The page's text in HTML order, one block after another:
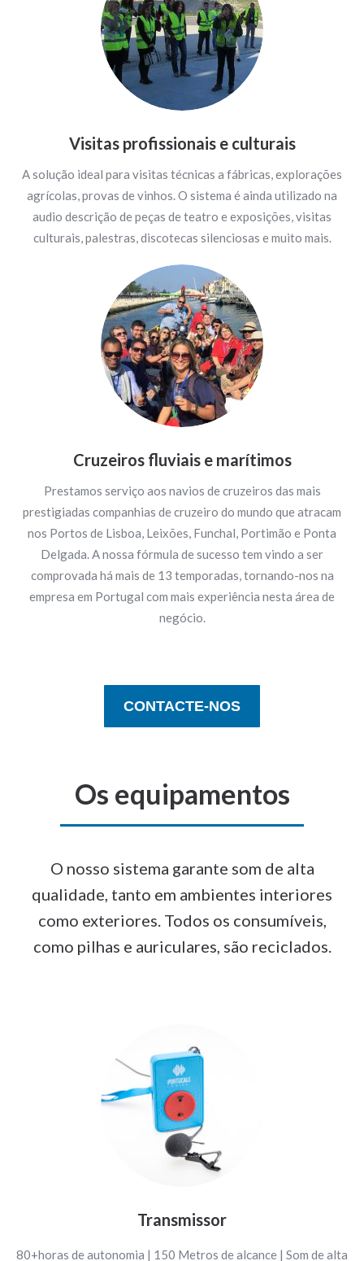
Visitas profissionais e culturais
A solução ideal para visitas técnicas a fábricas, explorações
agrícolas, provas de vinhos. O sistema é ainda utilizado na
audio descrição de peças de teatro e exposições, visitas
culturais, palestras, discotecas silenciosas e muito mais.
Cruzeiros fluviais e marítimos
Prestamos serviço aos navios de cruzeiros das mais
prestigiadas companhias de cruzeiro do mundo que atracam
nos Portos de Lisboa, Leixões, Funchal, Portimão e Ponta
Delgada. A nossa fórmula de sucesso tem vindo a ser
comprovada há mais de 13 temporadas, tornando-nos na
empresa em Portugal com mais experiência nesta área de
negócio.
CONTACTE-NOS
Os equipamentos
O nosso sistema garante som de alta
qualidade, tanto em ambientes interiores
como exteriores. Todos os consumíveis,
como pilhas e auriculares, são reciclados.
Transmissor
80+horas de autonomia | 150 Metros de alcance | Som de alta